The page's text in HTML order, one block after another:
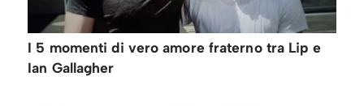
I 5 momenti di vero amore fraterno tra Lip e
Ian Gallagher